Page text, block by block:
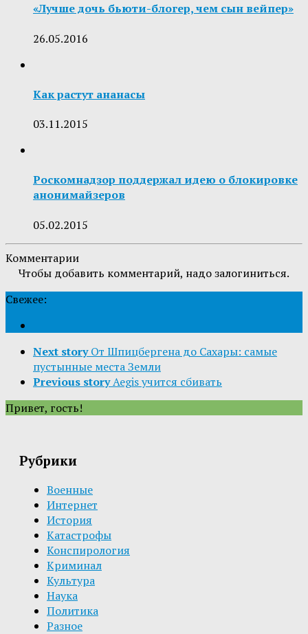
«Лучше дочь бьюти-блогер, чем сын вейпер»
26.05.2016
Как растут ананасы
03.11.2015
Роскомнадзор поддержал идею о блокировке
анонимайзеров
05.02.2015
Комментарии
Чтобы добавить комментарий, надо залогиниться.
Свежее:
Next story От Шпицбергена до Сахары: самые
пустынные места Земли
Previous storyAegis учится сбивать
Привет, гость!
Рубрики
Военные
Интернет
История
Катастрофы
Конспирология
Криминал
Культура
Наука
Политика
Разное